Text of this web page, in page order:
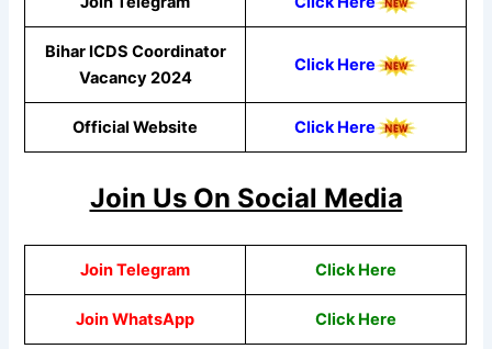
Bihar ICDS Coordinator
Vacancy 2024
Click Here
Official Website Click Here
Join Us On Social Media
Join Telegram Click Here
Join WhatsApp ClickHere